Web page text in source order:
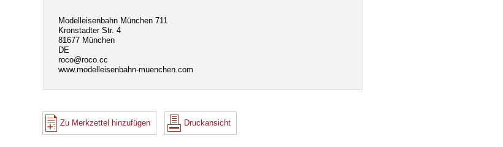
Modelleisenbahn München 711
Kronstadter Str. 4
81677 München
DE
roco@roco.cc
www.modelleisenbahn-muenchen.com
Zu Merkzettel hinzufügen Druckansicht